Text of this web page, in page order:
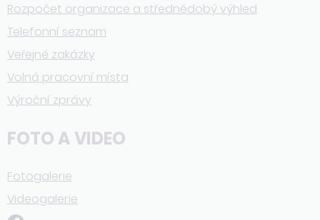
Rozpočet organizace a střednědobý výhled
Telefonní seznam
Veřejné zakázky
Volná pracovní místa
Výroční zprávy
FOTO A VIDEO
Fotogalerie
Videogalerie